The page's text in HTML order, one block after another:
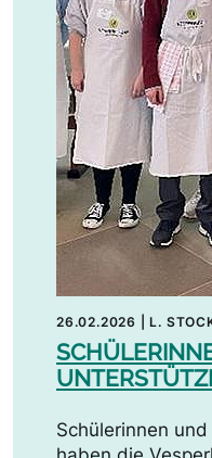
26.02.2026 |L.
Schülerinnen